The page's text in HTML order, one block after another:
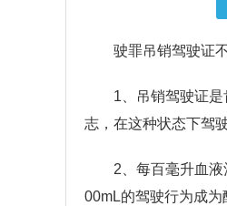
驶罪吊销驾驶证
1、吊销驾驶证
志，在这种状态下驾
2、每百毫升血
00mL的驾驶行为成为